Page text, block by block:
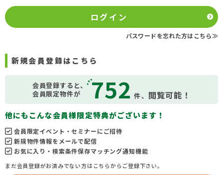
ログイン
パスワードを忘れた方はこちら≫
新規会員登録はこちら
会員登録すると、
会員限定物件が
752 件、 閲覧可能！
他にもこんな会員様限定特典がございます！
会員限定イベント・セミナーにご招待
新規物件情報をメールで配信
お気に入り・検索条件保存マッチング通知機能
まだ会員登録がお済みでない方はこちらからご登録下さい。